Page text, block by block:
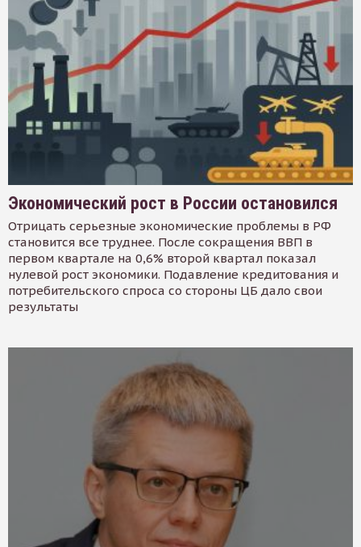
Экономический рост в России остановился
Отрицать серьезные экономические проблемы в РФ
становится все труднее. После сокращения ВВП в
первом квартале на 0,6% второй квартал показал
нулевой рост экономики. Подавление кредитования и
потребительского спроса со стороны ЦБ дало свои
результаты